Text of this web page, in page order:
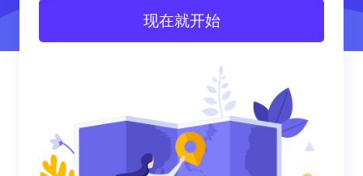
现在就开始